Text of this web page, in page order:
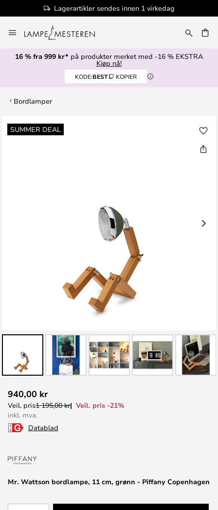
Lagerartikler sendes innen 1 virkedag
til
innhold
16 % fra 999 kr* på produkter merket med -16 % EKSTRA
Kjøp nå!
KODE:BEST KOPIER
Bordlamper
SUMMER DEAL
Gå
til
til
begynnelsen
av
bildegalleri
Mr. Wattson bordlampe, 11 cm, grønn - Piffany Copenhagen
940,00 kr
Veil. pris1 195,00 kr
Veil. pris -21%
inkl. mva.
Datablad